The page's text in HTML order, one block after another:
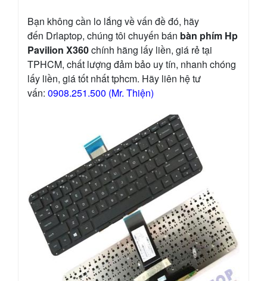
Bạn không cần lo lắng về vấn đề đó, hãy
đến Drlaptop, chúng tôi chuyến bán bàn phím Hp
Pavilion X360chính hãng lấy liền, giá rẻ tại
TPHCM, chất lượng đảm bảo uy tín, nhanh chóng
lấy liền, giá tốt nhất tphcm. Hãy liên hệ tư
vấn: 0908.251.500 (Mr. Thiện)